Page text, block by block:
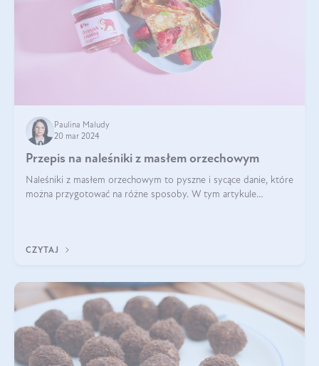
Paulina Maludy
20 mar 2024
Przepis na naleśniki z masłem orzechowym
Naleśniki z masłem orzechowym to pyszne i sycące danie, które
można przygotować na różne sposoby. W tym artykule
CZYTAJ